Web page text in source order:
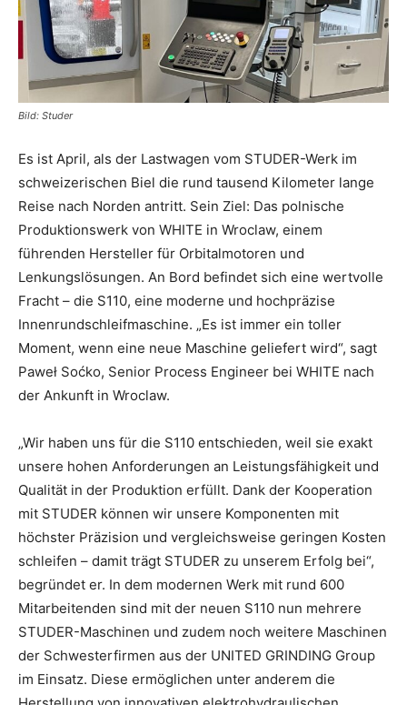
Bild: Studer
Es ist April, als der Lastwagen vom STUDER-Werk im
schweizerischen Biel die rund tausend Kilometer lange
Reise nach Norden antritt. Sein Ziel: Das polnische
Produktionswerk von WHITE in Wroclaw, einem
führenden Hersteller für Orbitalmotoren und
Lenkungslösungen. An Bord befindet sich eine wertvolle
Fracht – die S110, eine moderne und hochpräzise
Innenrundschleifmaschine. „Es ist immer ein toller
Moment, wenn eine neue Maschine geliefert wird“, sagt
Paweł Soćko, Senior Process Engineer bei WHITE nach
der Ankunft in Wroclaw.
„Wir haben uns für die S110 entschieden, weil sie exakt
unsere hohen Anforderungen an Leistungsfähigkeit und
Qualität in der Produktion erfüllt. Dank der Kooperation
mit STUDER können wir unsere Komponenten mit
höchster Präzision und vergleichsweise geringen Kosten
schleifen – damit trägt STUDER zu unserem Erfolg bei“,
begründet er. In dem modernen Werk mit rund 600
Mitarbeitenden sind mit der neuen S110 nun mehrere
STUDER-Maschinen und zudem noch weitere Maschinen
der Schwesterfirmen aus der UNITED GRINDING Group
im Einsatz. Diese ermöglichen unter anderem die